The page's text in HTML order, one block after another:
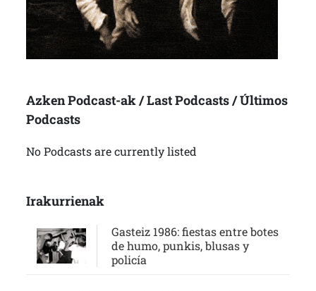
Azken Podcast-ak / Last Podcasts / Últimos
Podcasts
No Podcasts are currently listed
Irakurrienak
Gasteiz 1986: fiestas entre botes
de humo, punkis, blusas y
policía